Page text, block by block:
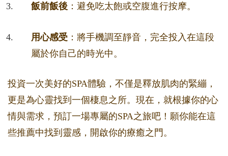
飯前飯後 ：避免吃太飽或空腹進行按摩。
用心感受 ：將手機調至靜音，完全投入在這段
屬於你自己的時光中。
投資一次美好的SPA體驗，不僅是釋放肌肉的緊繃，
更是為心靈找到一個棲息之所。現在，就根據你的心
情與需求，預訂一場專屬的SPA之旅吧！願你能在這
些推薦中找到靈感，開啟你的療癒之門。